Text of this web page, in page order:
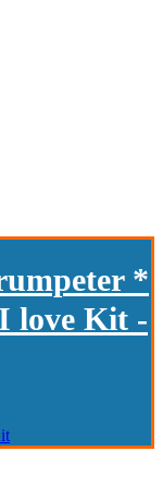
*
love Kit -